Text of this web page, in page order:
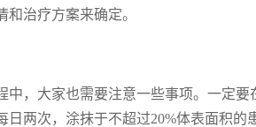
治疗方案来确定。
，大家也需要注意一些事项。一定要
两次，涂抹于不超过20%体表面积的